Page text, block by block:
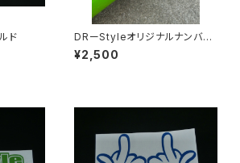
ド
DRーStyleオリジナルナンバー
ボルト
¥2,500